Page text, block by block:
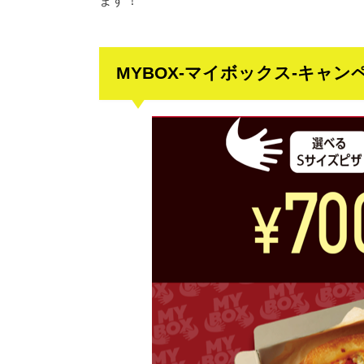
MYBOX-マイボックス-キャン